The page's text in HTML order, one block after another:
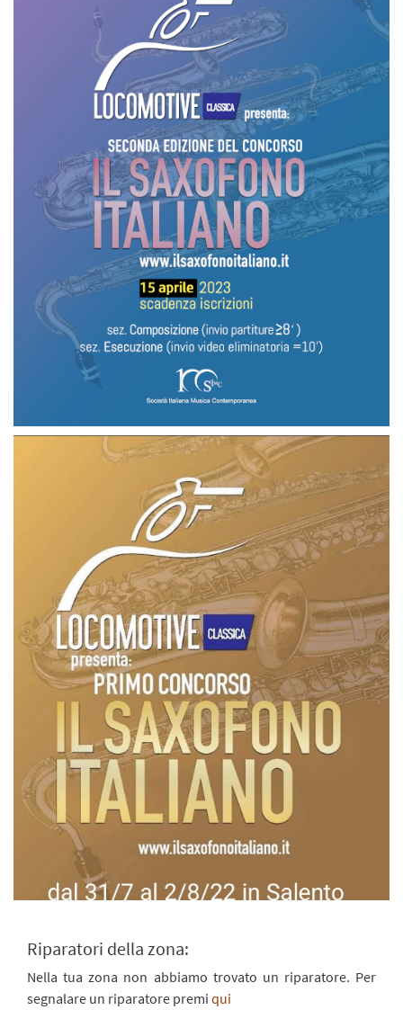
Riparatori della zona:
Nella tua zona non abbiamo trovato un riparatore. Per
segnalare un riparatore premi qui